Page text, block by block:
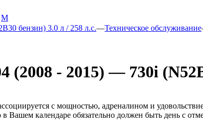
М
бензин) 3.0 л / 258 л.с.—Техническое обслуживание
- 2015) — 730i
с мощностью, адреналином и
Вашем календаре обязательно должен быть день с